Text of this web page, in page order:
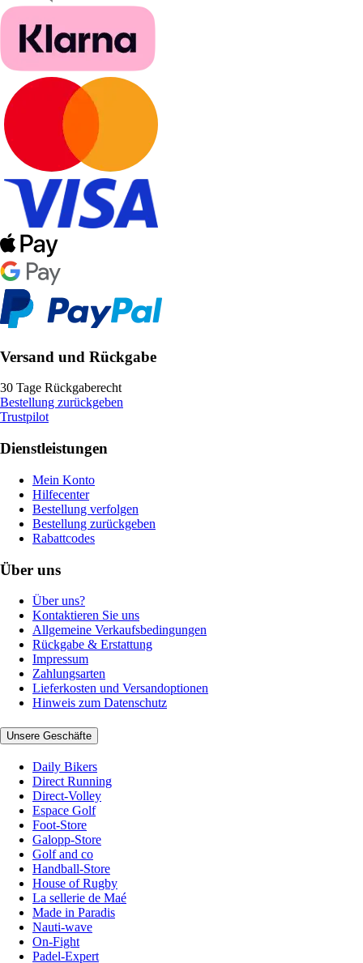
Versand und Rückgabe
30 Tage Rückgaberecht
Bestellung zurückgeben
Trustpilot
Dienstleistungen
Mein Konto
Hilfecenter
Bestellung verfolgen
Bestellung zurückgeben
Rabattcodes
Über uns
Über uns?
Kontaktieren Sie uns
Allgemeine Verkaufsbedingungen
Rückgabe & Erstattung
Impressum
Zahlungsarten
Lieferkosten und Versandoptionen
Hinweis zum Datenschutz
Unsere Geschäfte
Daily Bikers
Direct Running
Direct-Volley
Espace Golf
Foot-Store
Galopp-Store
Golf and co
Handball-Store
House of Rugby
La sellerie de Maé
Made in Paradis
Nauti-wave
On-Fight
Padel-Expert